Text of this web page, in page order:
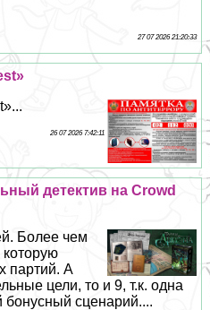
27 07 2026 21:20:33
26 07 2026 7:42:11
детектив на Crowd
Более чем
которую
партий. А
цели, то и 9, т.к. одна
сценарий....